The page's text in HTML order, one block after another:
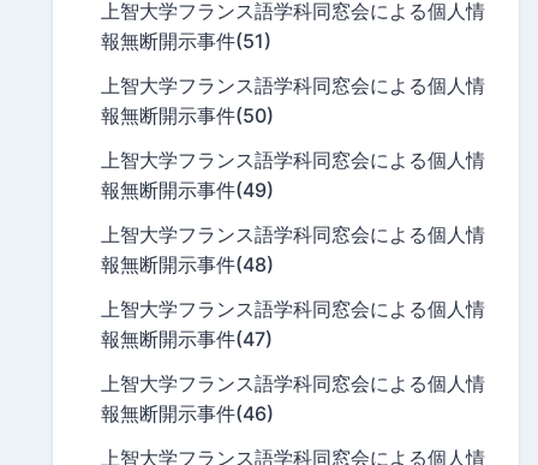
上智大学フランス語学科同窓会による個人情
報無断開示事件(51)
上智大学フランス語学科同窓会による個人情
報無断開示事件(50)
上智大学フランス語学科同窓会による個人情
報無断開示事件(49)
上智大学フランス語学科同窓会による個人情
報無断開示事件(48)
上智大学フランス語学科同窓会による個人情
報無断開示事件(47)
上智大学フランス語学科同窓会による個人情
報無断開示事件(46)
上智大学フランス語学科同窓会による個人情